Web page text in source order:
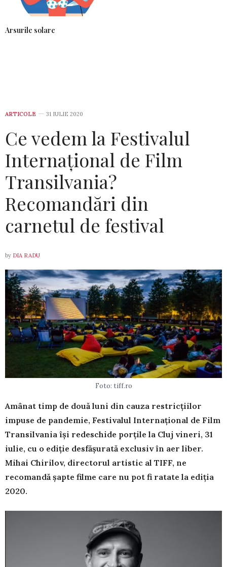
Arsurile solare
ARTICOLE 31 IULIE 2020
Ce vedem la Festivalul
Internațional de Film
Transilvania?
Recomandări din
carnetul de festival
by DIA RADU
Foto: tiff.ro
Amânat timp de două luni din cauza restricțiilor
impuse de pandemie, Festivalul Internațional de Film
Transilvania își redeschide porțile la Cluj vineri, 31
iulie, cu o ediție desfășurată exclusiv în aer liber.
Mihai Chirilov, directorul artistic al TIFF, ne
recomandă șapte filme care nu pot fi ratate la ediția
2020.